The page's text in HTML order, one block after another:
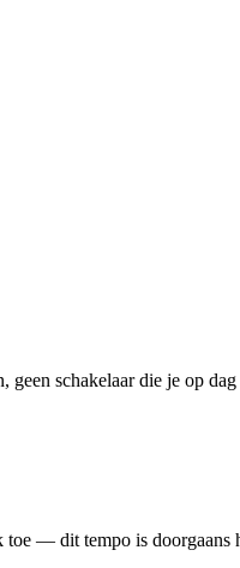
schakelaar die je op dag
toe — dit tempo is doorgaans